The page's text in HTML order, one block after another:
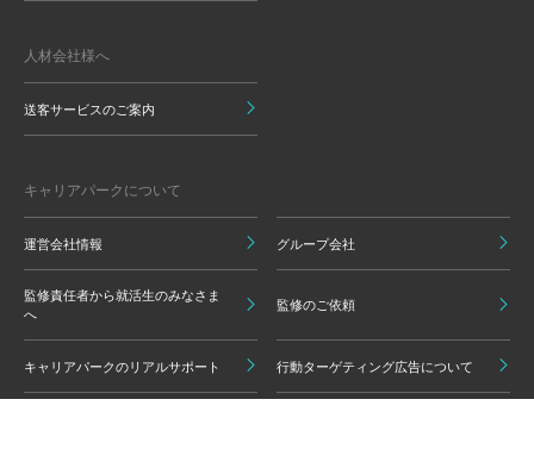
人材会社様へ
送客サービスのご案内
キャリアパークについて
運営会社情報 グループ会社
監修責任者から就活生のみなさま
へ
監修のご依頼
キャリアパークのリアルサポート 行動ターゲティング広告について